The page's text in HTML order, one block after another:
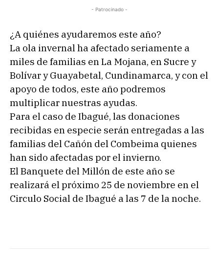
- Patrocinado -
¿A quiénes ayudaremos este año?
La ola invernal ha afectado seriamente a
miles de familias en La Mojana, en Sucre y
Bolívar y Guayabetal, Cundinamarca, y con el
apoyo de todos, este año podremos
multiplicar nuestras ayudas.
Para el caso de Ibagué, las donaciones
recibidas en especie serán entregadas a las
familias del Cañón del Combeima quienes
han sido afectadas por el invierno.
El Banquete del Millón de este año se
realizará el próximo 25 de noviembre en el
Circulo Social de Ibagué a las 7 de la noche.